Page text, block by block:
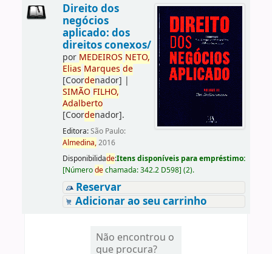
Direito dos
negócios
aplicado: dos
direitos conexos/
por MEDEIROS NETO,
Elias Marques de
[Coordenador] |
SIMÃO FILHO,
Adalberto
[Coordenador].
Editora:São Paulo:
Almedina,2016
Disponibilidade:Itens disponíveis para empréstimo:
[Númerodechamada:342.2 D598] (2).
Reservar
Adicionar ao seu carrinho
Não encontrou o
que procura?